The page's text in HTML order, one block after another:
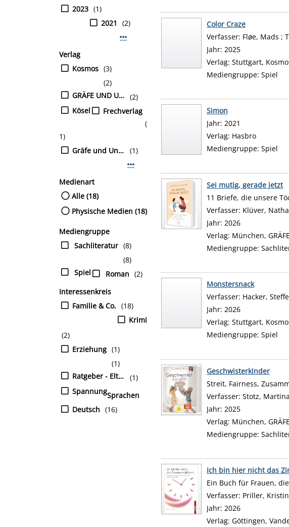
2023 (1)
2021
(2)
Mehr Jahr-Filter anzeigen
Verlag
Kosmos (3)
GRÄFE UND UNZER Verlag GmbH
(2)
Kösel
(2)
Frechverlag
(
1)
Gräfe und Unzer
(1)
Medienart
Alle (18)
Physische Medien (18)
Mediengruppe
Sachliteratur (8)
Spiel
(8)
Roman (2)
Interessenkreis
Familie & Co. (18)
Krimi
(2)
Erziehung (1)
Ratgeber - Eltern und Kind
(1)
Spannung
(1)
Sprachen
Deutsch (16)
Color Craze
Verfasser: Fløe, Mads ;
Jahr: 2025
Verlag: Stuttgart,
Mediengruppe: Spiel
Simon
Suche nach diesem
Jahr: 2021
Verlag: Hasbro
Mediengruppe: Spiel
Sei mutig, gerade jetzt
11 Briefe, die unsere
Verfasser: Klüver,
Jahr: 2026
Verlag: München,
Mediengruppe:
Monstersnack
Verfasser: Hacker,
Jahr: 2026
Verlag: Stuttgart,
Mediengruppe: Spiel
Geschwisterkinder
Streit, Fairness,
Verfasser: Stotz, Martina
Jahr: 2025
Verlag: München,
Mediengruppe:
Ich bin hier nicht das
Ein Buch für Frauen,
Verfasser: Priller,
Jahr: 2026
Verlag: Göttingen,